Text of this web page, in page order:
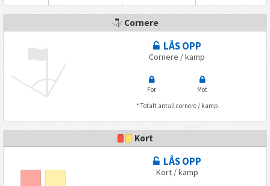
Cornere
LÅS OPP
Cornere / kamp
For
Mot
* Totalt antall cornere / kamp
Kort
LÅS OPP
Kort / kamp